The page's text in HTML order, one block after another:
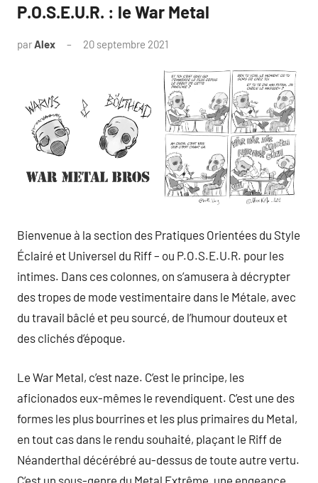
P.O.S.E.U.R. : le War Metal
parAlex 20 septembre 2021
Bienvenue à la section des Pratiques Orientées du Style
Éclairé et Universel du Riff – ou P.O.S.E.U.R. pour les
intimes. Dans ces colonnes, on s’amusera à décrypter
des tropes de mode vestimentaire dans le Métale, avec
du travail bâclé et peu sourcé, de l’humour douteux et
des clichés d’époque.
Le War Metal, c’est naze. C’est le principe, les
aficionados eux-mêmes le revendiquent. C’est une des
formes les plus bourrines et les plus primaires du Metal,
en tout cas dans le rendu souhaité, plaçant le Riff de
Néanderthal décérébré au-dessus de toute autre vertu.
C’est un sous-genre du Metal Extrême, une engeance